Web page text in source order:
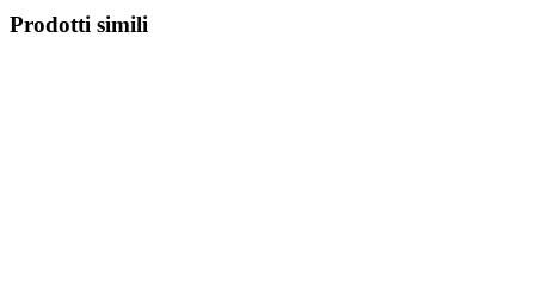
Prodotti simili